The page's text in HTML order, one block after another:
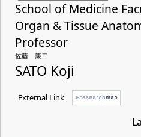
School of Medicine
Organ & Tissue
Professor
佐藤 康二
SATO Koji
External Link